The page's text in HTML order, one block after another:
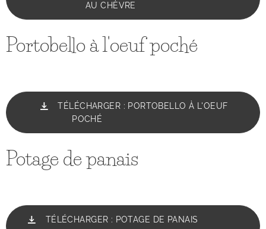
AU CHÈVRE
Portobello à l'oeuf poché
TÉLÉCHARGER : PORTOBELLO À L'OEUF
POCHÉ
Potage de panais
TÉLÉCHARGER : POTAGE DE PANAIS